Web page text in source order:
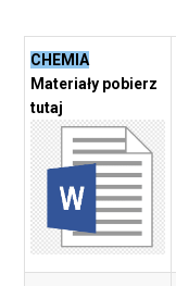
CHEMIA
Materiały pobierz
tutaj